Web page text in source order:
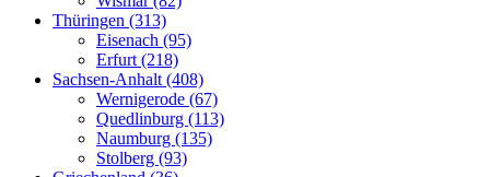
Thüringen (313)
Eisenach (95)
Erfurt (218)
Sachsen-Anhalt (408)
Wernigerode (67)
Quedlinburg (113)
Naumburg (135)
Stolberg (93)